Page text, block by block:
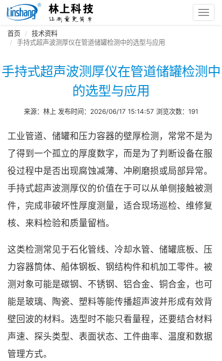
首页
技术资料
手持式超声波测厚仪在管道储罐检测中的选型与应用
手持式超声波测厚仪在管道储罐检测中
的选型与应用
来源：林上 发布时间：2026/06/17 15:14:57 浏览次数：191
工业管道、储罐和压力容器的壁厚检测，常常不是为
了得到一个孤立的厚度数字，而是为了判断设备在服
役过程中是否出现腐蚀减薄、冲刷磨损或局部异常。
手持式超声波测厚仪的价值在于可以从单侧接触被测
件，完成非破坏性厚度测量，适合现场巡检、维修复
核、来料检验和质量留档。
这类检测常见于石化管线、冷却水管、储罐底板、压
力容器筒体、船体钢板、钢结构件和机加工零件。被
测对象可能是碳钢、不锈钢、铝合金、铜合金，也可
能是玻璃、陶瓷、塑料等能传播超声波并形成有效背
壁回波的材料。选型时不能只看量程，还要结合材料
声速、探头类型、表面状态、工件曲率、温度和数据
管理方式。